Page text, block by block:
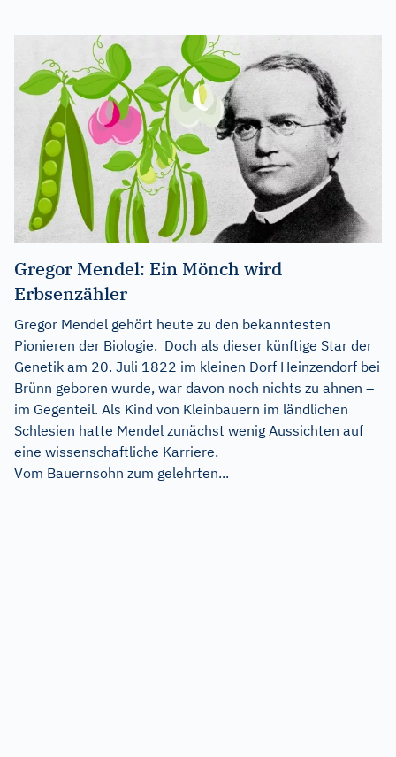
Gregor Mendel: Ein Mönch wird
Erbsenzähler
Gregor Mendel gehört heute zu den bekanntesten
Pionieren der Biologie. Doch als dieser künftige Star der
Genetik am 20. Juli 1822 im kleinen Dorf Heinzendorf bei
Brünn geboren wurde, war davon noch nichts zu ahnen –
im Gegenteil. Als Kind von Kleinbauern im ländlichen
Schlesien hatte Mendel zunächst wenig Aussichten auf
eine wissenschaftliche Karriere.
Vom Bauernsohn zum gelehrten...